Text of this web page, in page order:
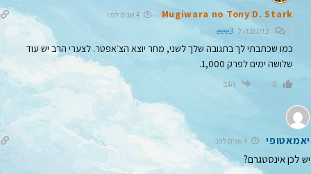
Mugiwara no Tony D. Stark 4 שנים לפני
בתגובה לeee3
כמו שכתבתי לך בתגובה שלך לשני, מחר יוצא הצ׳אפטר. לצערי הרב יש עוד
שלושה ימים לפרק 1,000.
0 הגב
יאמאטופי
יש לכן אינסטגרם?